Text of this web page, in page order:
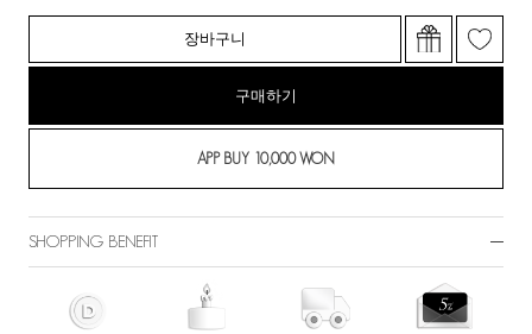
장바구니
구매하기
SHOPPING BENEFIT